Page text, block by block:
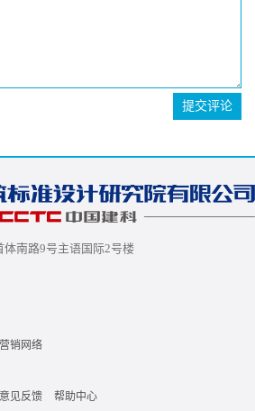
提交评论
体南路9号主语国际2号楼
营销网络
意见反馈 帮助中心